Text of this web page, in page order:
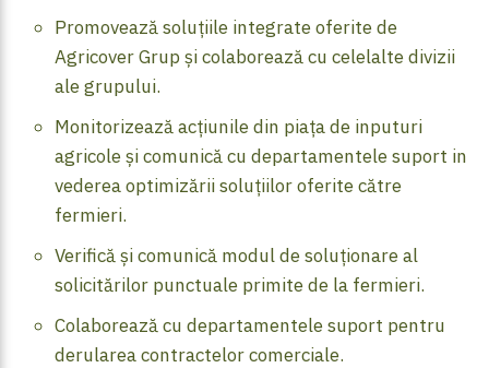
Promovează soluțiile integrate oferite de
Agricover Grup și colaborează cu celelalte divizii
ale grupului.
Monitorizează acțiunile din piața de inputuri
agricole și comunică cu departamentele suport in
vederea optimizării soluțiilor oferite către
fermieri.
Verifică și comunică modul de soluționare al
solicitărilor punctuale primite de la fermieri.
Colaborează cu departamentele suport pentru
derularea contractelor comerciale.